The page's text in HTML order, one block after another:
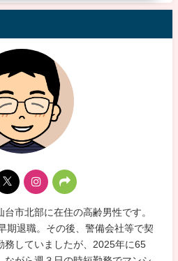
市北部に在住の高齢男性です。
期退職。その後、警備会社等で契
務していましたが、2025年に65